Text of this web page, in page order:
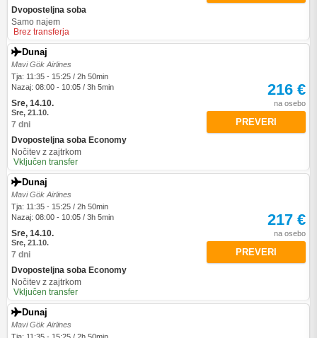
Dvoposteljna soba
Samo najem
Brez transferja
Dunaj
Mavi Gök Airlines
Tja: 11:35 - 15:25 / 2h 50min
Nazaj: 08:00 - 10:05 / 3h 5min
Sre, 14.10.
Sre, 21.10.
7 dni
Dvoposteljna soba Economy
Nočitev z zajtrkom
Vključen transfer
216 €
na osebo
PREVERI
Dunaj
Mavi Gök Airlines
Tja: 11:35 - 15:25 / 2h 50min
Nazaj: 08:00 - 10:05 / 3h 5min
Sre, 14.10.
Sre, 21.10.
7 dni
Dvoposteljna soba Economy
Nočitev z zajtrkom
Vključen transfer
217 €
na osebo
PREVERI
Dunaj
Mavi Gök Airlines